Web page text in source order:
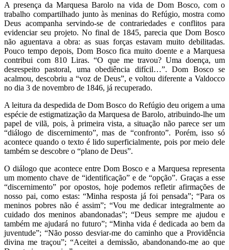
A presença da Marquesa Barolo na vida de Dom Bosco, com o
trabalho compartilhado junto às meninas do Refúgio, mostra como
Deus acompanha servindo-se de contrariedades e conflitos para
evidenciar seu projeto. No final de 1845, parecia que Dom Bosco
não aguentava a obra: as suas forças estavam muito debilitadas.
Pouco tempo depois, Dom Bosco fica muito doente e a Marquesa
contribui com 810 Liras. “O que me travou? Uma doença, um
desrespeito pastoral, uma obediência difícil…”. Dom Bosco se
acalmou, descobriu a “voz de Deus”, e voltou diferente a Valdocco
no dia 3 de novembro de 1846, já recuperado.
A leitura da despedida de Dom Bosco do Refúgio deu origem a uma
espécie de estigmatização da Marquesa de Barolo, atribuindo-lhe um
papel de vilã, pois, à primeira vista, a situação não parece ser um
“diálogo de discernimento”, mas de “confronto”. Porém, isso só
acontece quando o texto é lido superficialmente, pois por meio dele
também se descobre o “plano de Deus”.
O diálogo que acontece entre Dom Bosco e a Marquesa representa
um momento chave de “identificação” e de “opção”. Graças a esse
“discernimento” por opostos, hoje podemos refletir afirmações de
nosso pai, como estas: “Minha resposta já foi pensada”; “Para os
meninos pobres não é assim”; “Vou me dedicar integralmente ao
cuidado dos meninos abandonadas”; “Deus sempre me ajudou e
também me ajudará no futuro”; “Minha vida é dedicada ao bem da
juventude”; “Não posso desviar-me do caminho que a Providência
divina me traçou”; “Aceitei a demissão, abandonando-me ao que